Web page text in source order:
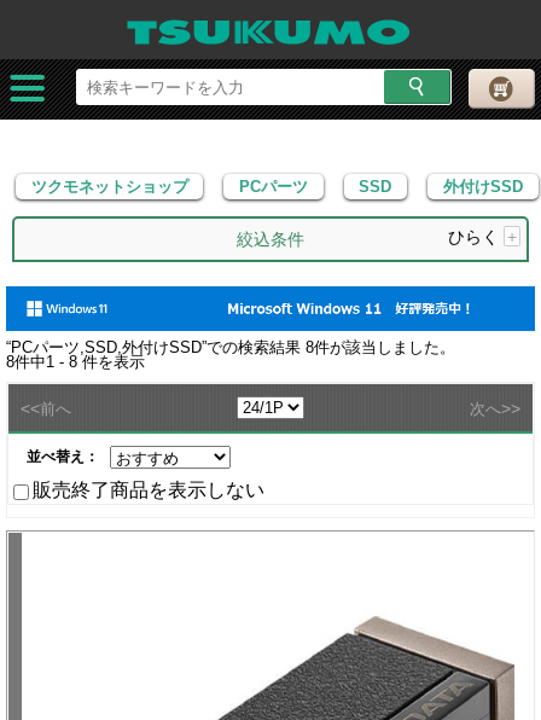
ツクモネットショップ PCパーツ 外付けSSD
ツクモネットショップ PCパーツ SSD 外付けSSD
絞込条件 ひらく +
“PCパーツ,SSD,外付けSSD”での検索結果 8件が該当しました。
8件中1 - 8 件を表示
<<前へ 次へ>>
並べ替え：
販売終了商品を表示しない